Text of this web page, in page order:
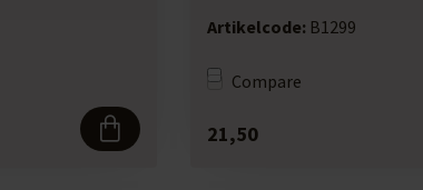
Artikelcode: B1299
Compare
21,50